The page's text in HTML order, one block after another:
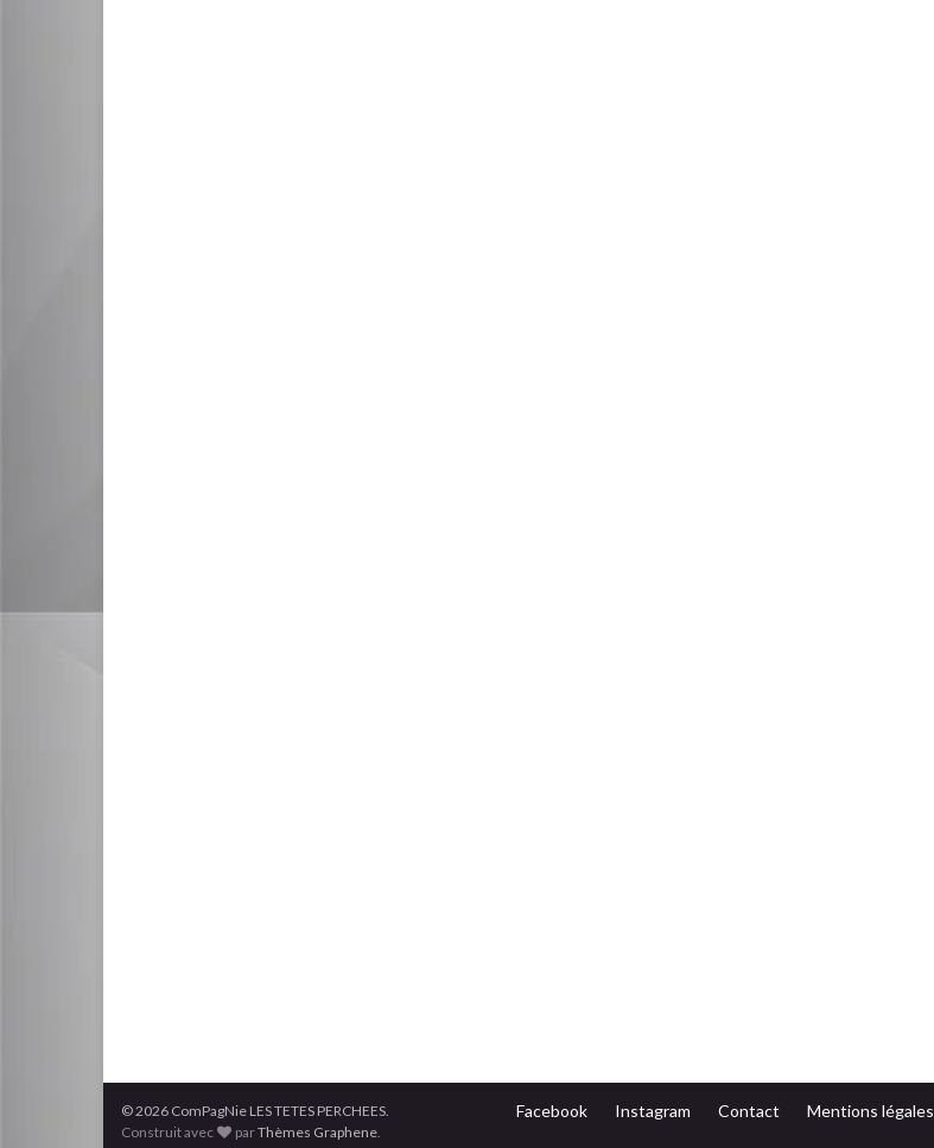
Facebook Instagram Contact Mentions légales
© 2026 ComPagNie LES TETES PERCHEES.
Construit avec
parThèmes Graphene.